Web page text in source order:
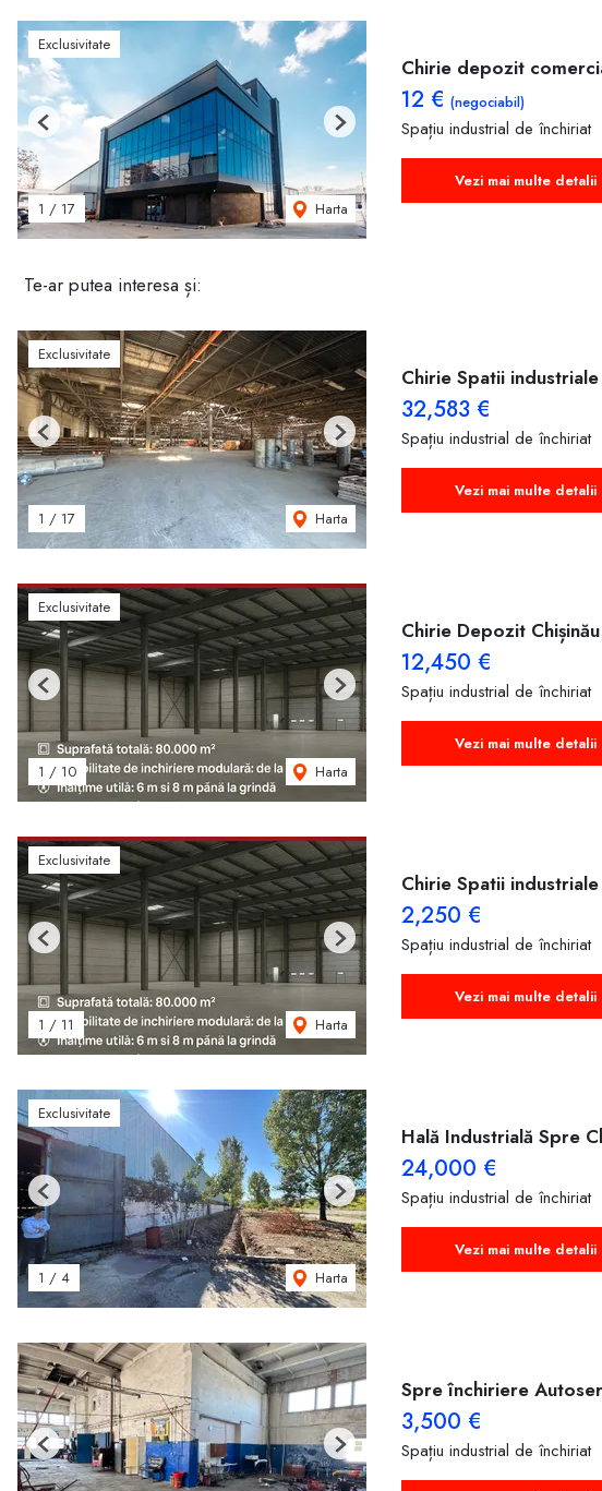
Exclusivitate
1 / 17 Harta
Previous Next
Chirie depozit
12 € (negociabil)
Spațiu industrial de închiriat
Vezi mai multe detalii
Te-ar putea interesa și:
Exclusivitate
1 / 17 Harta
Previous Next
Chirie Spatii
32,583 €
Spațiu industrial de închiriat
Vezi mai multe detalii
Exclusivitate
1 / 10 Harta
Previous Next
Chirie Depozit
12,450 €
Spațiu industrial de închiriat
Vezi mai multe detalii
Exclusivitate
1 / 11 Harta
Previous Next
Chirie Spatii
2,250 €
Spațiu industrial de închiriat
Vezi mai multe detalii
Exclusivitate
1 / 4 Harta
Previous Next
Hală Industrială Spre
24,000 €
Spațiu industrial de închiriat
Vezi mai multe detalii
Previous Next
Spre închiriere
3,500 €
Spațiu industrial de închiriat